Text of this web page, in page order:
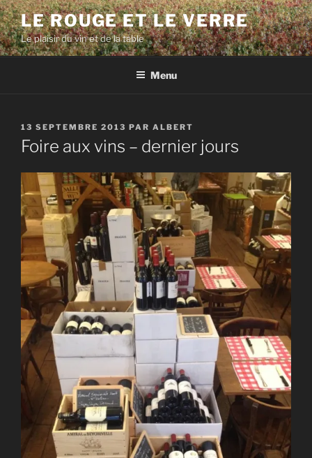
Aller
au
contenu
principal
LE ROUGE ET LE VERRE
Le plaisir du vin et de la table
Menu
PUBLIÉ
LE
13 SEPTEMBRE 2013 PAR ALBERT
Foire aux vins – dernier jours